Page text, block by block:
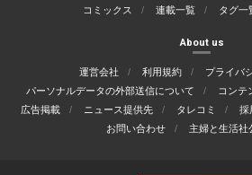
コミックス
連載一覧 タグ一
About us
運営会社 利用規約
プライバ
パーソナルデータの外部送信について
コンテ
広告掲載
ニュース提供先 タレコミ 採
お問い合わせ
主婦と生活社